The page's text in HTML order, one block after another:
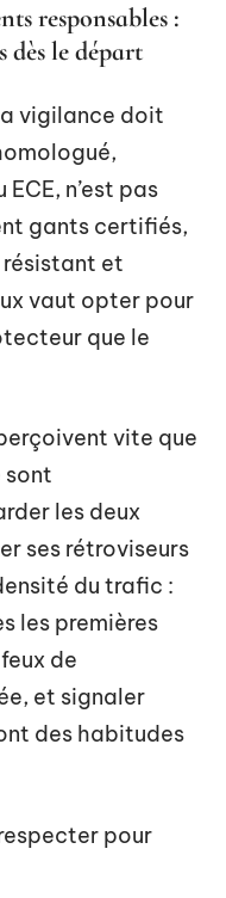
responsables :
dès le départ
vigilance doit
n’est pas
gants certifiés,
et
vaut opter pour
que le
vite que
sont
les deux
ses rétroviseurs
du trafic :
les premières
de
et signaler
des habitudes
pour